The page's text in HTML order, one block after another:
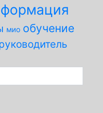
мио обучение